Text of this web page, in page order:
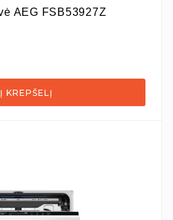
AEG FSB53927Z
Į KREPŠELĮ